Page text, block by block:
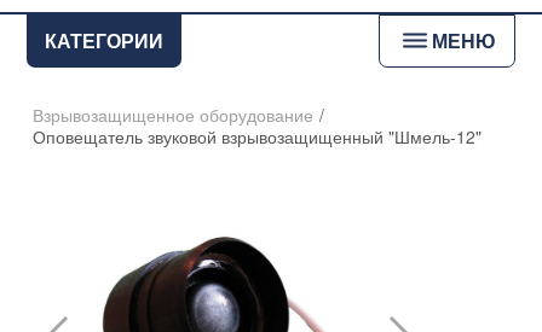
КАТЕГОРИИ bars МЕНЮ
Взрывозащищенное оборудование /
Оповещатель звуковой взрывозащищенный "Шмель-12"